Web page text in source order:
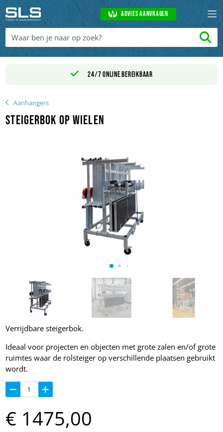
Advies aanvragen
24/7 online bereikbaar
Aanhangers
Steigerbok op wielen
Verrijdbare steigerbok.
Ideaal voor projecten en objecten met grote zalen en/of grote
ruimtes waar de rolsteiger op verschillende plaatsen gebruikt
wordt.
€ 1475,00